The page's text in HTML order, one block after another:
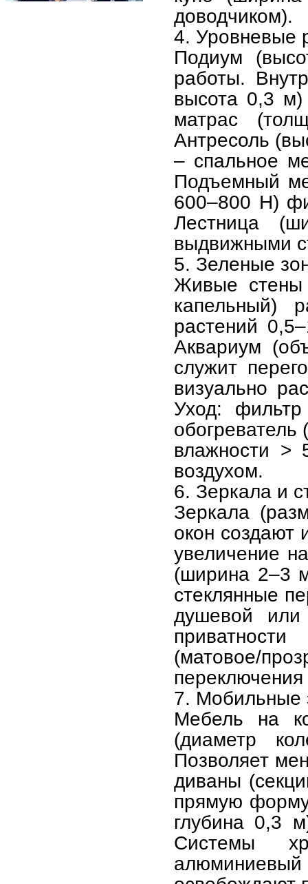
доводчиком).
4. Уровневые
Подиум
работы.
высота 0,3
матрас
Антресоль
– спальное
Подъемный
600–800 Н)
Лестница
выдвижными
5. Зеленые
Живые
капельный)
растений
Аквариум
служит
визуально
Уход:
влажности >
воздухом.
6. Зеркала и
Зеркала
окон создают
увеличение
(ширина 2–3
стеклянные
душевой
(матовое/
7. Мобильные
Мебель на
(диаметр
Позволяет
диваны
прямую
глубина 0,3
Системы